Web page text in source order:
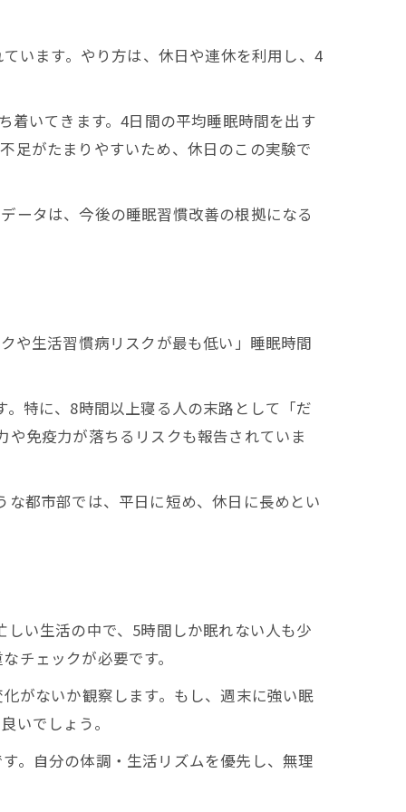
います。やり方は、休日や連休を利用し、4
着いてきます。4日間の平均睡眠時間を出す
足がたまりやすいため、休日のこの実験で
ータは、今後の睡眠習慣改善の根拠になる
や生活習慣病リスクが最も低い」睡眠時間
特に、8時間以上寝る人の末路として「だ
免疫力が落ちるリスクも報告されていま
都市部では、平日に短め、休日に長めとい
い生活の中で、5時間しか眠れない人も少
チェックが必要です。
がないか観察します。もし、週末に強い眠
いでしょう。
。自分の体調・生活リズムを優先し、無理